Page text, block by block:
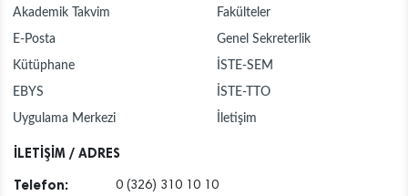
Akademik Takvim
E-Posta
Kütüphane
EBYS
Uygulama Merkezi
Fakülteler
Genel Sekreterlik
İSTE-SEM
İSTE-TTO
İletişim
İLETİŞİM / ADRES
Telefon:
0 (326) 310 10 10